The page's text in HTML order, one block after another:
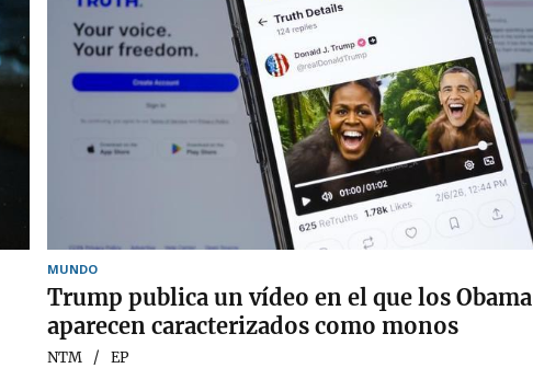
MUNDO
Trump publica un vídeo en el que los Obama
aparecen caracterizados como monos
NTM EP